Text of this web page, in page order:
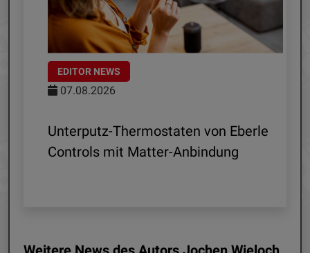
EDITOR NEWS
07.08.2026
Unterputz-Thermostaten von Eberle
Controls mit Matter-Anbindung